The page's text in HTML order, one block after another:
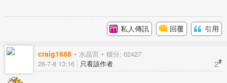
私人傳訊 回覆 引用
craig1688 水晶宮 積分: 62427
2#
26-7-8 13:16 只看該作者